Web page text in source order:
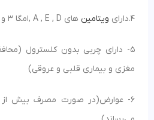
4.دارای ویتامین های A , E , D ,امگا 3 و 6 , چربی های ضروری
5- دارای چربی بدون کلسترول
مغزی و بیماری قلبی و عروقی)
6- عوارض(در صورت مصرف بیش